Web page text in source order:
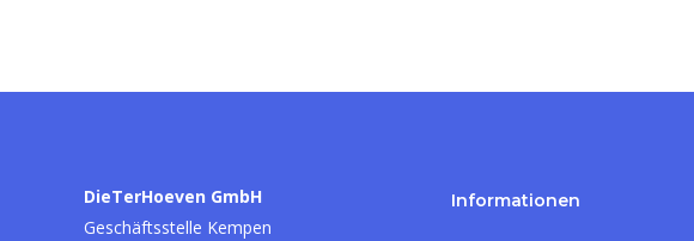
DieTerHoeven GmbH
Geschäftsstelle Kempen
Informationen